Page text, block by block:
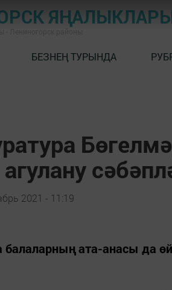
БЕЗНЕҢ ТУРЫНДА
2021 - 11:19
балаларның ата-анасы да